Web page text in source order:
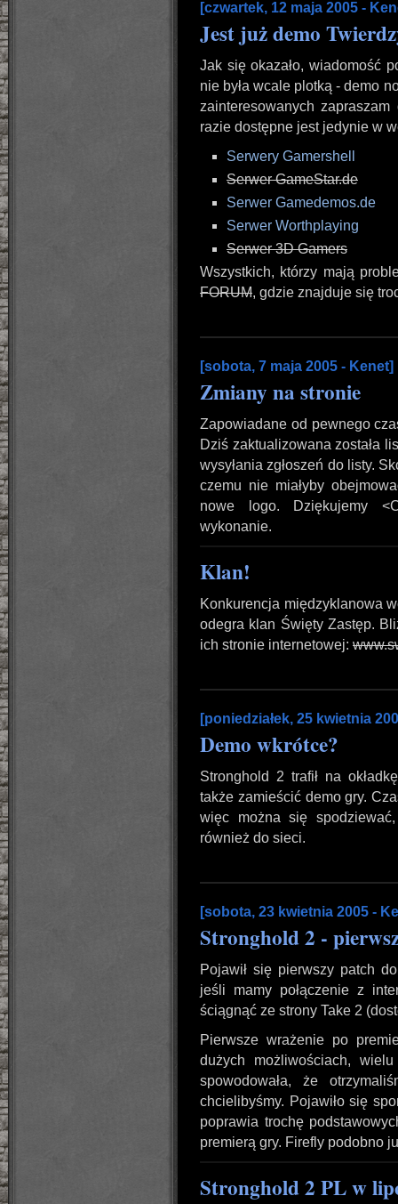
[czwartek, 12 maja 2005 -
Jest już demo
Jak się okazało, wiadomość
nie była wcale plotką - demo
zainteresowanych
razie dostępne jest jedynie w
Serwery Gamershell
Serwer GameStar.de
Serwer Gamedemos.de
Serwer Worthplaying
Serwer 3D Gamers
Wszystkich, którzy mają
FORUM, gdzie znajduje się
[sobota, 7 maja 2005 - Kenet]
Zmiany na stronie
Zapowiadane od pewnego
Dziś zaktualizowana została
wysyłania zgłoszeń do listy.
czemu nie miałyby
nowe logo. Dziękujemy
wykonanie.
Klan!
Konkurencja międzyklanowa
odegra klan Święty Zastęp.
ich stronie internetowej:
[poniedziałek, 25 kwietnia
Demo wkrótce?
Stronghold 2 trafił na
także zamieścić demo gry.
więc można się
również do sieci.
[sobota, 23 kwietnia 2005 -
Stronghold 2 -
Pojawił się pierwszy patch
jeśli mamy połączenie z
ściągnąć ze strony Take 2
Pierwsze wrażenie po
dużych możliwościach,
spowodowała, że
chcielibyśmy. Pojawiło się
poprawia trochę
premierą gry. Firefly podobno
Stronghold 2 PL w